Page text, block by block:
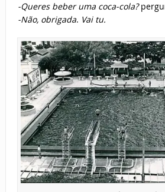
-Queres beber uma coca-cola?
-Não, obrigada. Vai tu.